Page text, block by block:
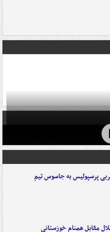
پرسپولیس به جاسوس تیم
مقابل همنام خوزستانی